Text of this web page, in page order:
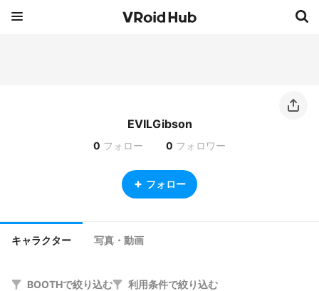
EVILGibson
0 フォロー 0 フォロワー
フォロー
キャラクター 写真・動画
BOOTHで絞り込む 利用条件で絞り込む